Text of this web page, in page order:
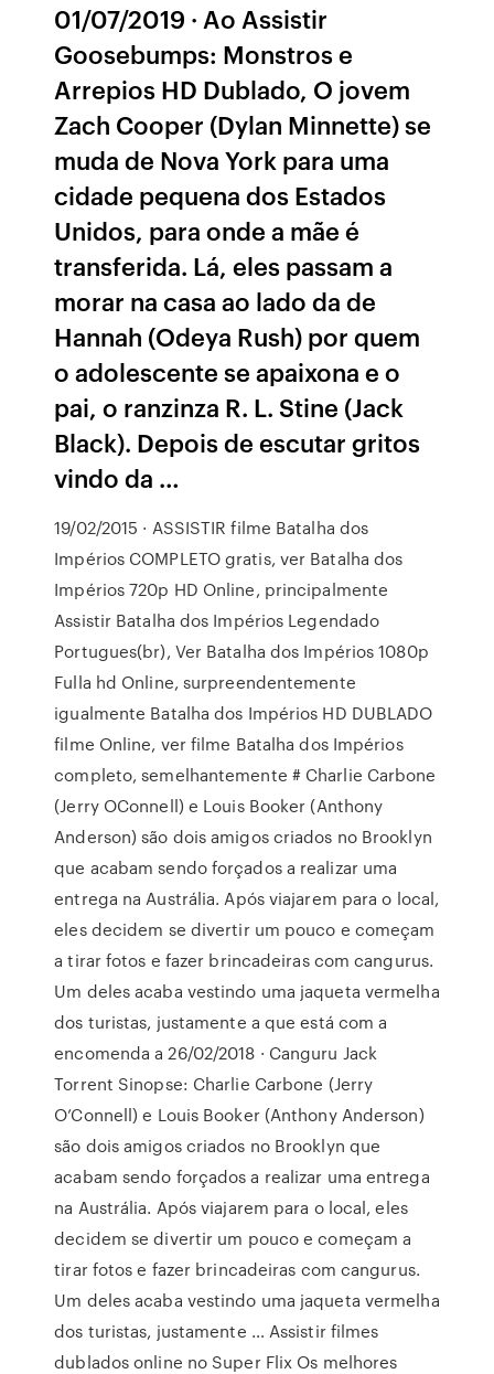
01/07/2019 · Ao Assistir
Goosebumps: Monstros e
Arrepios HD Dublado, O jovem
Zach Cooper (Dylan Minnette) se
muda de Nova York para uma
cidade pequena dos Estados
Unidos, para onde a mãe é
transferida. Lá, eles passam a
morar na casa ao lado da de
Hannah (Odeya Rush) por quem
o adolescente se apaixona e o
pai, o ranzinza R. L. Stine (Jack
Black). Depois de escutar gritos
vindo da …
19/02/2015 · ASSISTIR filme Batalha dos
Impérios COMPLETO gratis, ver Batalha dos
Impérios 720p HD Online, principalmente
Assistir Batalha dos Impérios Legendado
Portugues(br), Ver Batalha dos Impérios 1080p
Fulla hd Online, surpreendentemente
igualmente Batalha dos Impérios HD DUBLADO
filme Online, ver filme Batalha dos Impérios
completo, semelhantemente # Charlie Carbone
(Jerry OConnell) e Louis Booker (Anthony
Anderson) são dois amigos criados no Brooklyn
que acabam sendo forçados a realizar uma
entrega na Austrália. Após viajarem para o local,
eles decidem se divertir um pouco e começam
a tirar fotos e fazer brincadeiras com cangurus.
Um deles acaba vestindo uma jaqueta vermelha
dos turistas, justamente a que está com a
encomenda a 26/02/2018 · Canguru Jack
Torrent Sinopse: Charlie Carbone (Jerry
O’Connell) e Louis Booker (Anthony Anderson)
são dois amigos criados no Brooklyn que
acabam sendo forçados a realizar uma entrega
na Austrália. Após viajarem para o local, eles
decidem se divertir um pouco e começam a
tirar fotos e fazer brincadeiras com cangurus.
Um deles acaba vestindo uma jaqueta vermelha
dos turistas, justamente … Assistir filmes
dublados online no Super Flix Os melhores